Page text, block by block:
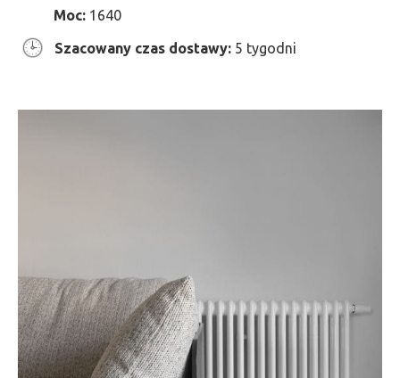
Moc: 1640
Szacowany czas dostawy: 5 tygodni